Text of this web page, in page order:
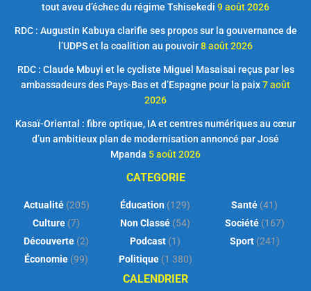
tout aveu d’échec du régime Tshisekedi 9 août 2026
RDC : Augustin Kabuya clarifie ses propos sur la gouvernance de
l’UDPS et la coalition au pouvoir8 août 2026
RDC : Claude Mbuyi et le cycliste Miguel Masaisai reçus par les
ambassadeurs des Pays-Bas et d’Espagne pour la paix7 août
2026
Kasaï-Oriental : fibre optique, IA et centres numériques au cœur
d’un ambitieux plan de modernisation annoncé par José
Mpanda 5 août 2026
CATEGORIE
Actualité(205)
Culture (7)
Découverte (2)
Économie (99)
Éducation (129)
Non Classé (54)
Podcast (1)
Politique(1 380)
Santé (41)
Société(167)
Sport(241)
CALENDRIER